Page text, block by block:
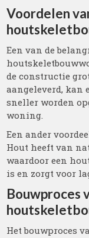
Voordelen
Een van de
de constructie
aangeleverd, kan
sneller worden
woning.
Een ander
Hout heeft van
waardoor een
is en zorgt voor
Bouwproces
Het bouwproces